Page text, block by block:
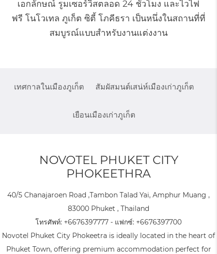
เอกลักษณ์ รูมเซอร์วิสตลอด 24 ชั่วโมง และไวไฟ
ฟรี โนโวเทล ภูเก็ต ซิตี้ โภคีธรา เป็นหนึ่งในสถานที่ที่
สมบูรณ์แบบสำหรับงานแต่งงาน
เทศกาลในเมืองภูเก็ต สัมผัสมนต์เสน่ห์เมืองเก่าภูเก็ต
เยือนเมืองเก่าภูเก็ต
NOVOTEL PHUKET CITY
PHOKEETHRA
40/5 Chanajaroen Road ,Tambon Talad Yai, Amphur Muang ,
83000 Phuket , Thailand
โทรศัพท์: +6676397777 - แฟกซ์: +6676397700
Novotel Phuket City Phokeetra is ideally located in the heart of
Phuket Town, offering premium accommodation perfect for